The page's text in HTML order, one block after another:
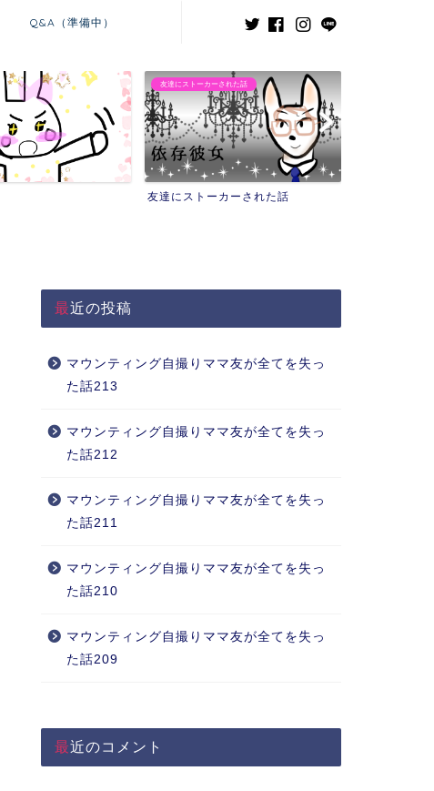
Q&A（準備中）
された話
カーされた話
義兄嫁との闘い
義兄嫁との闘い
最近の投稿
マウンティング自撮りママ友が全てを失っ
た話213
マウンティング自撮りママ友が全てを失っ
た話212
マウンティング自撮りママ友が全てを失っ
た話211
マウンティング自撮りママ友が全てを失っ
た話210
マウンティング自撮りママ友が全てを失っ
た話209
最近のコメント